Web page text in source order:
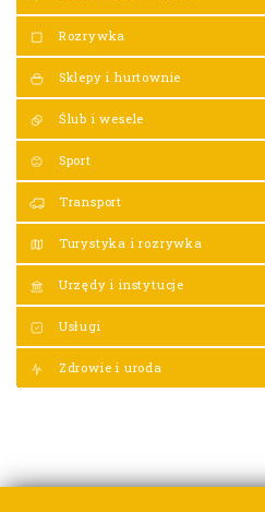
Rozrywka
Sklepy i hurtownie
Ślub i wesele
Sport
Transport
Turystyka i rozrywka
Urzędy i instytucje
Usługi
Zdrowie i uroda